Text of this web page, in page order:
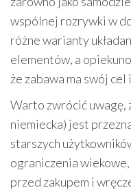
wspólnej rozrywki w
różne warianty
elementów, a
że zabawa ma swój
Warto zwrócić
niemiecka) jest
starszych
ograniczenia
przed zakupem i